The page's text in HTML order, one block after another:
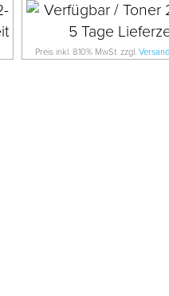
Preis inkl. 8.10% MwSt. zzgl. Versand